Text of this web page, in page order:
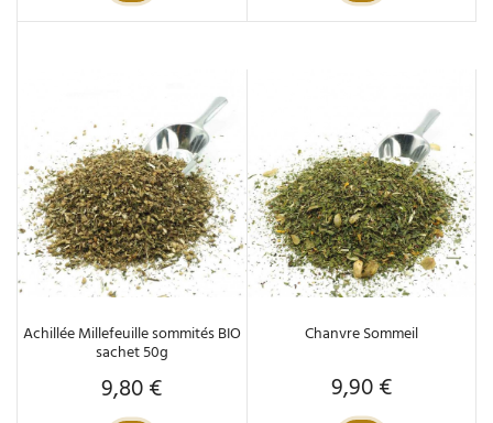
Achillée Millefeuille sommités BIO
sachet 50g
Prix
9,80 €
Chanvre Sommeil
Prix
9,90 €